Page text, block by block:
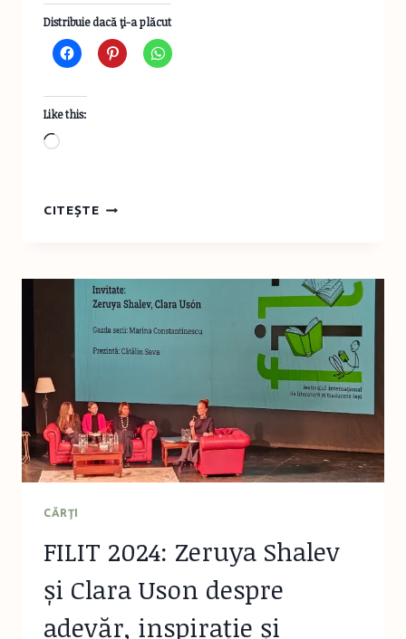
Distribuie dacă ţi-a plăcut
Like this:
Loading…
CITEȘTECELE
DE
IARNĂ
CRĂCIUN
DIN
CĂRŢI
FILIT 2024: Zeruya Shalev
și Clara Uson despre
adevăr, inspirație și